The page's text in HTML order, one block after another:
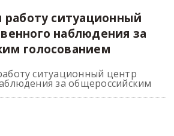
работу ситуационный
наблюдения за
голосованием